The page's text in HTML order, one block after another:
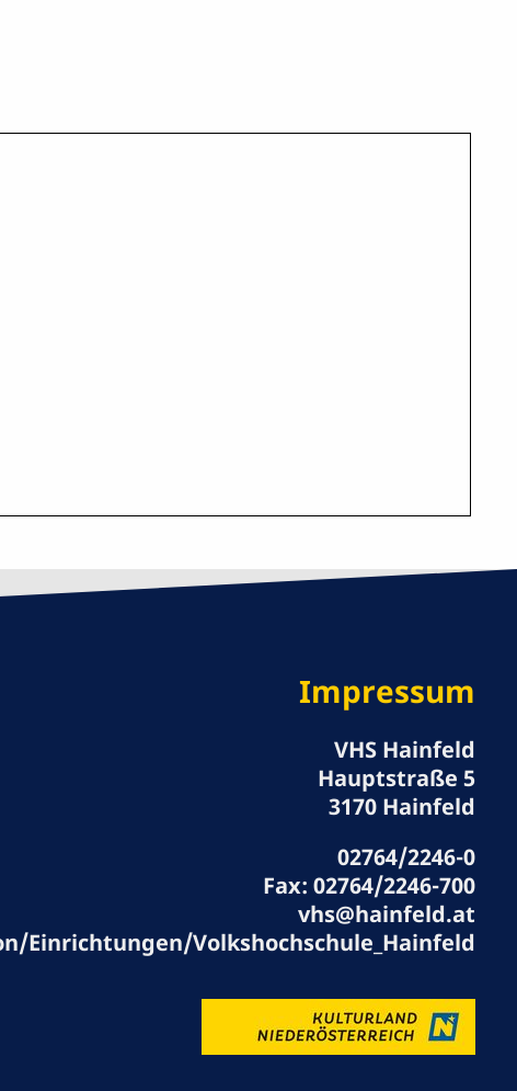
Impressum
VHS Hainfeld
Hauptstraße 5
3170 Hainfeld
02764/2246-0
Fax: 02764/2246-700
vhs@hainfeld.at
Volkshochschule_Hainfeld